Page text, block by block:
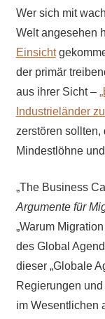
Wer sich mit
Welt angesehen
Einsicht
der primär
aus ihrer Sicht –
Industrieländer
zerstören
Mindestlöhne
„The Business
Argumente für
„Warum
des Global
dieser „Globale
Regierungen
im Wesentlichen